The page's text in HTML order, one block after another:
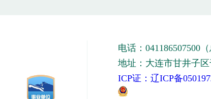
电话：041186507500（
地址：大连市甘井子
ICP证：辽ICP备